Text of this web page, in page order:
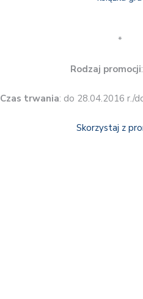
*
Rodzaj promocji
Czas trwania: do 28.04.2016 r./
Skorzystaj z